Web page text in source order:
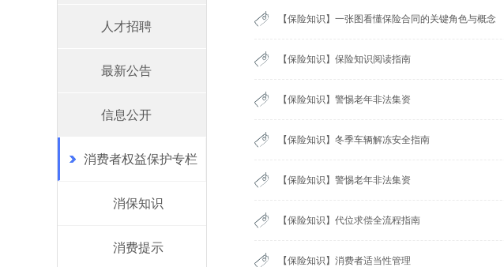
人才招聘
最新公告
信息公开
消费者权益保护专栏
消保知识
消费提示
【保险知识】一张图看懂保险合同的关键角色与概念
【保险知识】保险知识阅读指南
【保险知识】警惕老年非法集资
【保险知识】冬季车辆解冻安全指南
【保险知识】警惕老年非法集资
【保险知识】代位求偿全流程指南
【保险知识】消费者适当性管理